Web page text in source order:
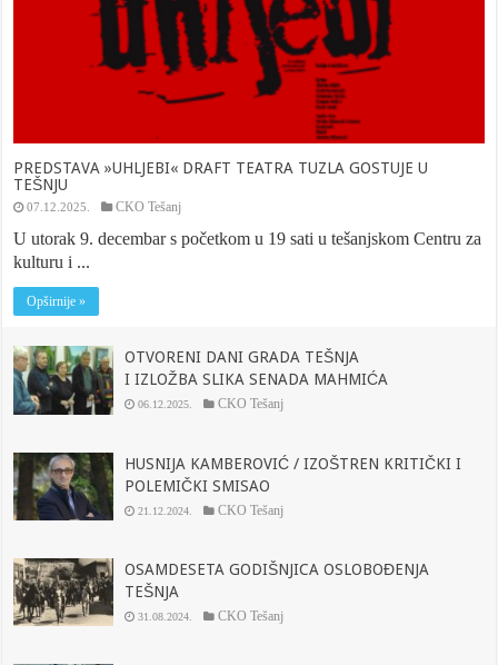
PREDSTAVA »UHLJEBI« DRAFT TEATRA TUZLA GOSTUJE U
TEŠNJU
07.12.2025. CKO Tešanj
U utorak 9. decembar s početkom u 19 sati u tešanjskom Centru za
kulturu i ...
Opširnije »
OTVORENI DANI GRADA TEŠNJA
I IZLOŽBA SLIKA SENADA MAHMIĆA
06.12.2025. CKO Tešanj
HUSNIJA KAMBEROVIĆ / IZOŠTREN KRITIČKI I
POLEMIČKI SMISAO
21.12.2024. CKO Tešanj
OSAMDESETA GODIŠNJICA OSLOBOĐENJA
TEŠNJA
31.08.2024. CKO Tešanj